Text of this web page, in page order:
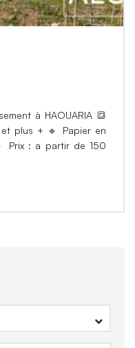
à HAOUARIA 🔳
plus + 🔹 Papier en
Prix : a partir de 150